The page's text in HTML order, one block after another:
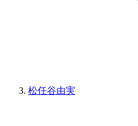
松任谷由実